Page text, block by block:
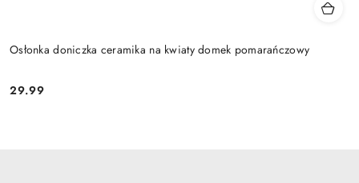
Osłonka doniczka ceramika na kwiaty domek pomarańczowy
Cena:
29.99